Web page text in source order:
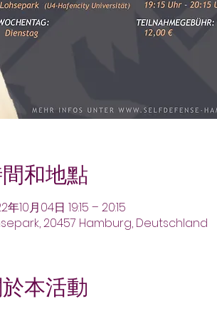
和地點
年10月04日 19:15 – 20:15
20457 Hamburg, Deutschland
本活動